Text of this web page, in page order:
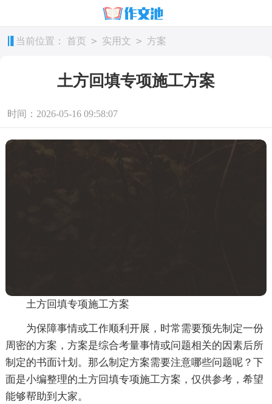
当前位置： 首页 > 实用文 > 方案
土方回填专项施工方案
时间：2026-05-16 09:58:07
土方回填专项施工方案
为保障事情或工作顺利开展，时常需要预先制定一份
周密的方案，方案是综合考量事情或问题相关的因素后所
制定的书面计划。那么制定方案需要注意哪些问题呢？下
面是小编整理的土方回填专项施工方案，仅供参考，希望
能够帮助到大家。